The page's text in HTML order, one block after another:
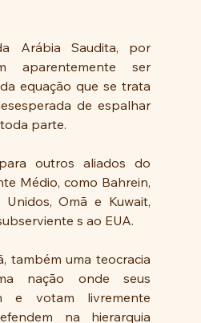
aparentemente ser
equação que se trata
de espalhar
parte.
outros aliados do
Médio, como Bahrein,
Unidos, Omã e Kuwait,
s ao EUA.
nação onde seus
e votam livremente
na hierarquia